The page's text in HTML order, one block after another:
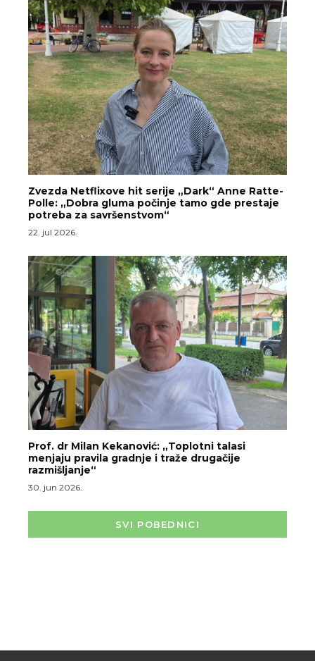
Zvezda Netflixove hit serije „Dark“ Anne Ratte-
Polle: „Dobra gluma počinje tamo gde prestaje
potreba za savršenstvom“
22. jul 2026.
Prof. dr Milan Kekanović: „Toplotni talasi
menjaju pravila gradnje i traže drugačije
razmišljanje“
30. jun 2026.
SVI POBEDNICI